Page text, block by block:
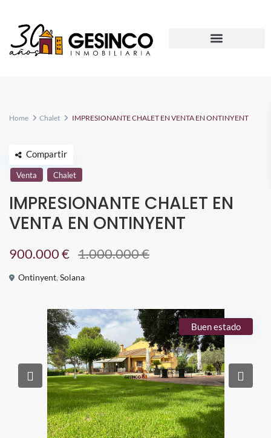
Home Chalet IMPRESIONANTE CHALET EN VENTA EN ONTINYENT
Venta Chalet
IMPRESIONANTE CHALET EN
VENTA EN ONTINYENT
900.000 € 1.000.000 €
Ontinyent,Solana
Compartir
Buen estado